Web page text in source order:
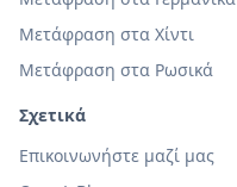
Μετάφραση στα Χίντι
Μετάφραση στα Ρωσικά
Σχετικά
Επικοινωνήστε μαζί μας